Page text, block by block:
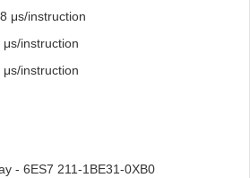
μs/instruction
μs/instruction
μs/instruction
- 6ES7 211-1BE31-0XB0